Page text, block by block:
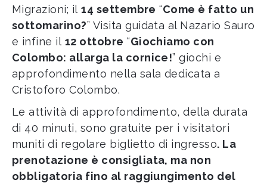
Migrazioni; il14 settembre “Come è fatto un
sottomarino?” Visita guidata al Nazario Sauro
e infine il 12 ottobre “Giochiamo con
Colombo: allarga la cornice!” giochi e
approfondimento nella sala dedicata a
Cristoforo Colombo.
Le attività di approfondimento, della durata
di 40 minuti, sono gratuite per i visitatori
muniti di regolare biglietto di ingresso. La
prenotazione è consigliata, ma non
obbligatoria fino al raggiungimento del